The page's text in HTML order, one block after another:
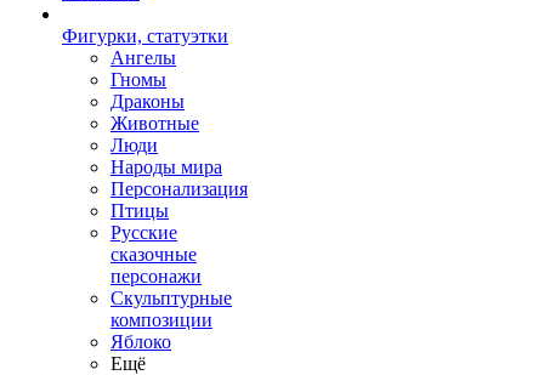
Фигурки, статуэтки
Ангелы
Гномы
Драконы
Животные
Люди
Народы мира
Персонализация
Птицы
Русские
сказочные
персонажи
Скульптурные
композиции
Яблоко
Ещё